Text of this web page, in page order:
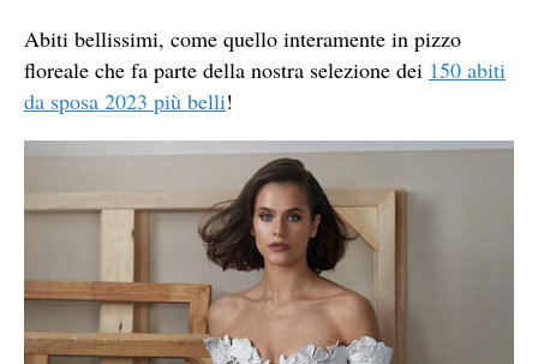
Abiti bellissimi, come quello interamente in pizzo
floreale che fa parte della nostra selezione dei 150 abiti
da sposa 2023 più belli!